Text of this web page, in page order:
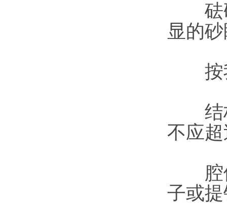
砝码
显的
按我
结构
不应
腔体
子或